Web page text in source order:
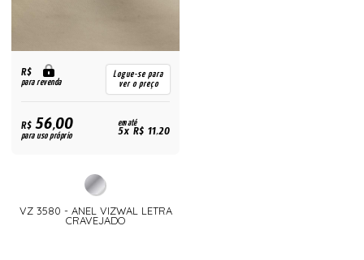
R$
para revenda
Logue-se para
ver o preço
R$56,00
para uso próprio
em até
5x R$ 11,20
VZ 3580 - ANEL VIZWAL LETRA
CRAVEJADO